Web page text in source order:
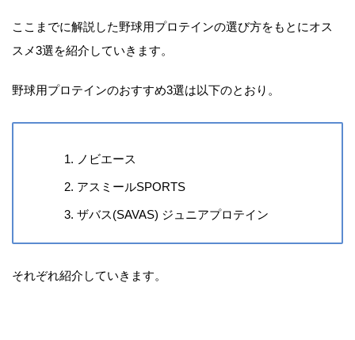
ここまでに解説した野球用プロテインの選び方をもとにオス
スメ3選を紹介していきます。
野球用プロテインのおすすめ3選は以下のとおり。
ノビエース
アスミールSPORTS
ザバス(SAVAS) ジュニアプロテイン
それぞれ紹介していきます。